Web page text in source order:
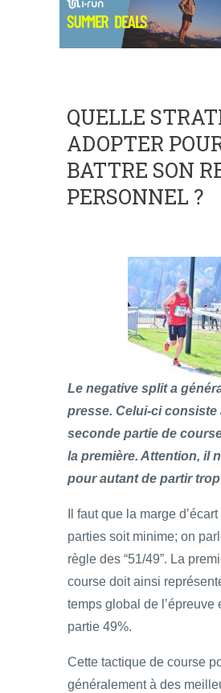
QUELLE
ADOPTER
BATTRE SON
PERSONNEL ?
Le negative split a
presse. Celui-ci consiste
seconde partie de
la première. Attention, il
pour autant de partir
Il faut que la marge
parties soit minime; on
règle des “51/49”. La
course doit ainsi
temps global de l’épreuve
partie 49%.
Cette tactique de course
généralement à des